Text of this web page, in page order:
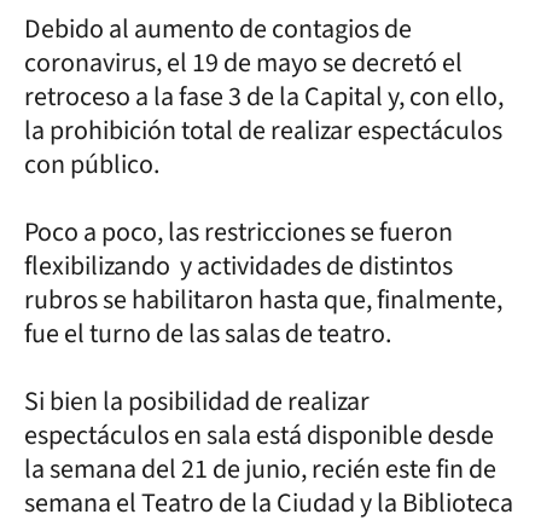
Debido al aumento de contagios de
coronavirus, el 19 de mayo se decretó el
retroceso a la fase 3 de la Capital y, con ello,
la prohibición total de realizar espectáculos
con público.
Poco a poco, las restricciones se fueron
flexibilizando y actividades de distintos
rubros se habilitaron hasta que, finalmente,
fue el turno de las salas de teatro.
Si bien la posibilidad de realizar
espectáculos en sala está disponible desde
la semana del 21 de junio, recién este fin de
semana el Teatro de la Ciudad y la Biblioteca